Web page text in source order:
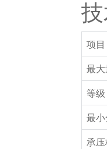
项目
最
等级
最
承